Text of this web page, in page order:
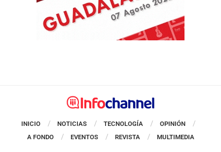
INICIO NOTICIAS TECNOLOGÍA
OPINIÓN
A FONDO
EVENTOS REVISTA MULTIMEDIA